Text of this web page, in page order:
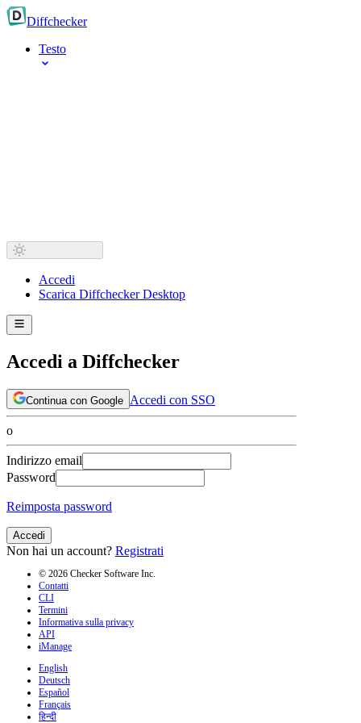
Diffchecker
Testo
Accedi
Scarica Diffchecker Desktop
Accedi a Diffchecker
Continua con Google Accedi con SSO
o
Indirizzo email
Password
Reimposta password
Accedi
Non hai un account? Registrati
© 2026 Checker Software Inc.
Contatti
CLI
Termini
Informativa sulla privacy
API
iManage
English
Deutsch
Español
Français
हिन्दी